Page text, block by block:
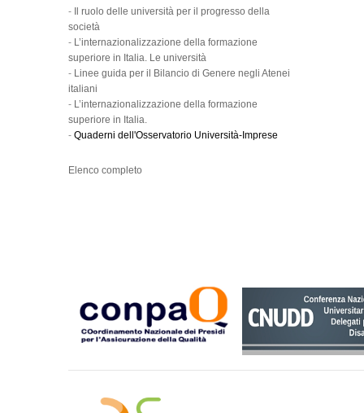
-
Il ruolo delle università per il progresso della
società
- L’internazionalizzazione della formazione
superiore in Italia. Le università
- Linee guida per il Bilancio di Genere negli Atenei
italiani
- L’internazionalizzazione della formazione
superiore in Italia.
- Quaderni dell'Osservatorio Università-Imprese
Elenco completo